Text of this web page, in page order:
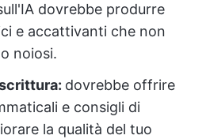
dovrebbe produrre
e accattivanti che non
noiosi.
dovrebbe offrire
e consigli di
la qualità del tuo